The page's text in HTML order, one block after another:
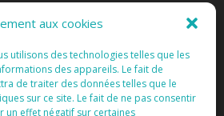
aux cookies
utilisons des technologies telles que les
des appareils. Le fait de
de traiter des données telles que le
sur ce site. Le fait de ne pas consentir
un effet négatif sur certaines